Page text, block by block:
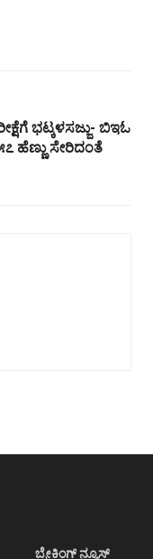
ಭಟ್ಕಳಸಜ್ಜು- ಬಿಇಓ
ಹೆಣ್ಣು ಸೇರಿದಂತೆ
ಬ್ರೇಕಿಂಗ್ ನ್ಯೂಸ್